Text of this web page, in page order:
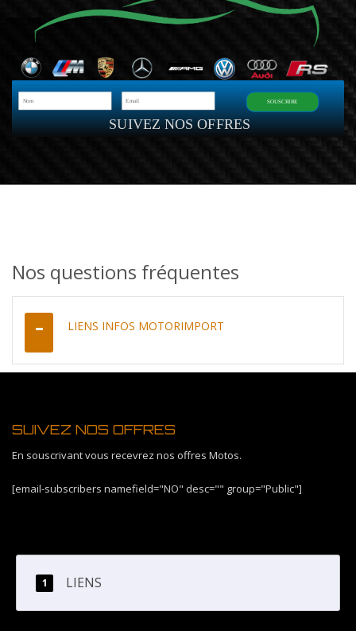
SUIVEZ NOS OFFRES
SOUSCRIRE
Nos questions fréquentes
LIENS INFOS MOTORIMPORT
SUIVEZ NOS OFFRES
En souscrivant vous recevrez nos offres Motos.
[email-subscribers namefield="NO" desc="" group="Public"]
LIENS